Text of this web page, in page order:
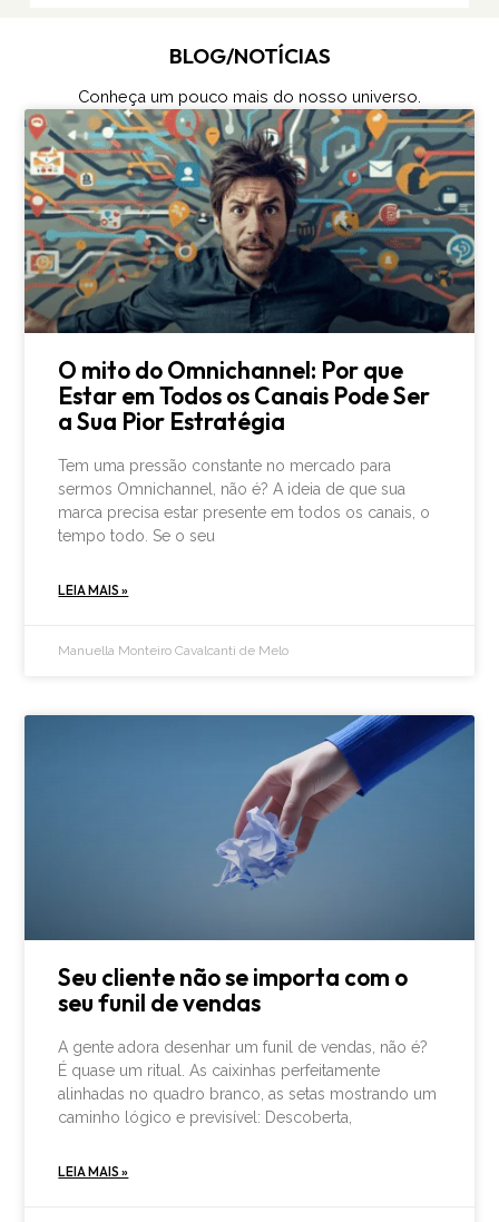
BLOG/NOTÍCIAS
Conheça um pouco mais do nosso universo.
O mito do Omnichannel: Por que
Estar em Todos os Canais Pode Ser
a Sua Pior Estratégia
Tem uma pressão constante no mercado para
sermos Omnichannel, não é? A ideia de que sua
marca precisa estar presente em todos os canais, o
tempo todo. Se o seu
LEIA MAIS »
Manuella Monteiro Cavalcanti de Melo
Seu cliente não se importa com o
seu funil de vendas
A gente adora desenhar um funil de vendas, não é?
É quase um ritual. As caixinhas perfeitamente
alinhadas no quadro branco, as setas mostrando um
caminho lógico e previsível: Descoberta,
LEIA MAIS »